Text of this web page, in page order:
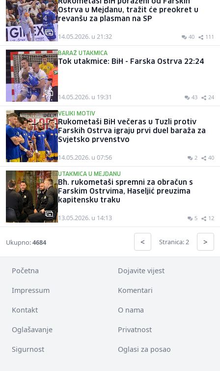
Rukometaši BiH poraženi od Farskih
Ostrva u Mejdanu, tražit će preokret u
revanšu za plasman na SP
14.05.2026. u 21:32 40 111
BARAŽ UTAKMICA
Tok utakmice: BiH - Farska Ostrva 22:24
14.05.2026. u 19:31 43 24
VELIKI MOTIV
Rukometaši BiH večeras u Tuzli protiv
Farskih Ostrva igraju prvi duel baraža za
Svjetsko prvenstvo
14.05.2026. u 07:56 2 40
UTAKMICA U MEJDANU
Bh. rukometaši spremni za obračun s
Farskim Ostrvima, Haseljić preuzima
kapitensku traku
13.05.2026. u 14:13 5 12
Ukupno:4684 < Stranica: 2 >
Početna Dojavite vijest
Impressum Komentari
Kontakt O nama
Oglašavanje Privatnost
Sigurnost Oglasi za posao